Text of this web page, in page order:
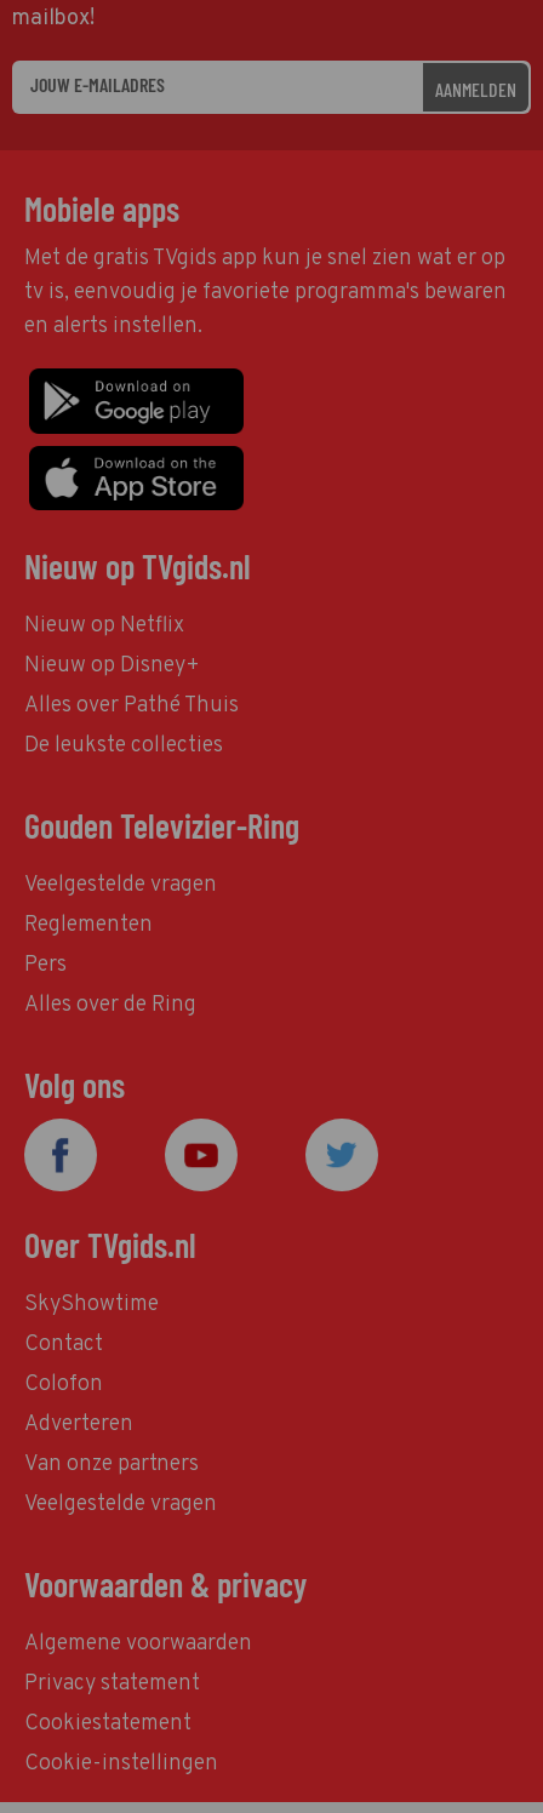
mailbox!
AANMELDEN
Mobiele apps
Met de gratis TVgids app kun je snel zien wat er op
tv is, eenvoudig je favoriete programma's bewaren
en alerts instellen.
Nieuw op TVgids.nl
Nieuw op Netflix
Nieuw op Disney+
Alles over Pathé Thuis
De leukste collecties
Gouden Televizier-Ring
Veelgestelde vragen
Reglementen
Pers
Alles over de Ring
Volg ons
Over TVgids.nl
SkyShowtime
Contact
Colofon
Adverteren
Van onze partners
Veelgestelde vragen
Voorwaarden & privacy
Algemene voorwaarden
Privacy statement
Cookiestatement
Cookie-instellingen